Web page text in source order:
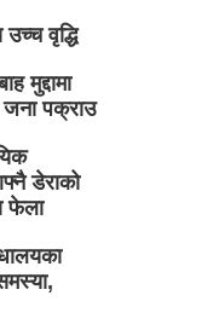
वृद्धि
मुद्दामा
पक्राउ
डेराको
फेला